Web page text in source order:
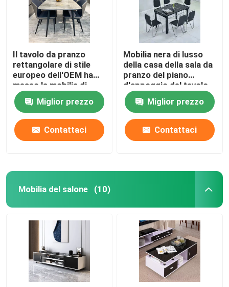
Il tavolo da pranzo
rettangolare di stile
europeo dell'OEM ha
messo la mobilia di
marmo della sala da
pranzoMiglior prezzo
Contattaci
Mobilia nera di lusso
della casa della sala da
pranzo del piano
d'appoggio del tavolo
da pranzo del marmo di
rivestimento e delle
sedie
Miglior prezzo
Contattaci
Mobilia del salone (10)